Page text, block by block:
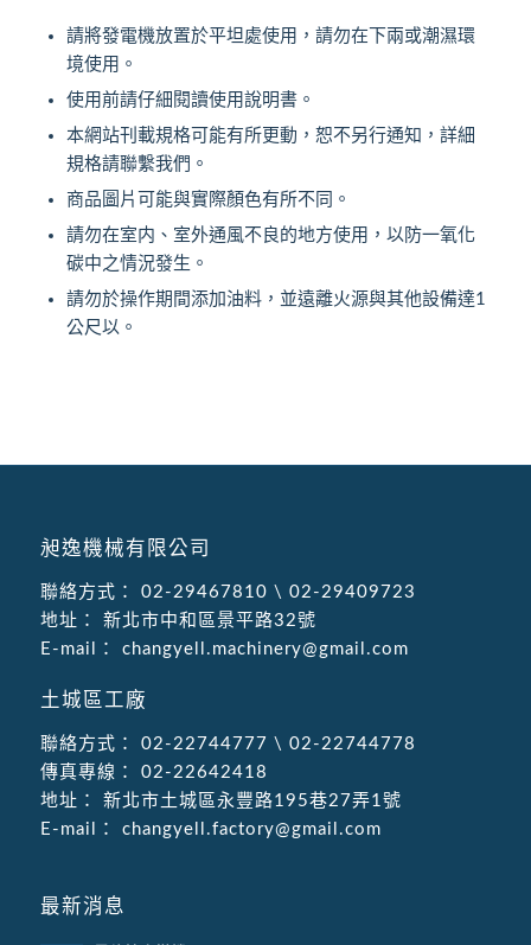
請將發電機放置於平坦處使用，請勿在下兩或潮濕環
境使用。
使用前請仔細閱讀使用說明書。
本網站刊載規格可能有所更動，恕不另行通知，詳細
規格請聯繫我們。
商品圖片可能與實際顏色有所不同。
請勿在室内、室外通風不良的地方使用，以防一氧化
碳中之情況發生。
請勿於操作期間添加油料，並遠離火源與其他設備達1
公尺以。
昶逸機械有限公司
聯絡方式： 02-29467810 \ 02-29409723
地址：
新北市中和區景平路32號
E-mail：
changyell.machinery@gmail.com
土城區工廠
聯絡方式： 02-22744777 \ 02-22744778
傳真專線：
02-22642418
地址：
新北市土城區永豐路195巷27弄1號
E-mail：
changyell.factory@gmail.com
最新消息